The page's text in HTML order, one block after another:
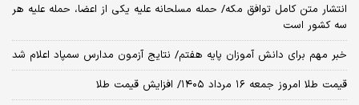
انتشار متن کامل توافق مکه/ حمله مسلحانه علیه یکی از اعضا، حمله علیه هر
سه کشور است
خبر مهم برای دانش آموزان پایه هفتم/ نتایج آزمون مدارس سمپاد اعلام شد
قیمت طلا امروز جمعه ۱۶ مرداد ۱۴۰۵/ افزایش قیمت طلا